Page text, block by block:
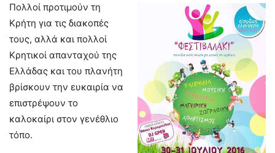
Πολλοί προτιμούν τη
Κρήτη για τις διακοπές
τους, αλλά και πολλοί
Κρητικοί απανταχού της
Ελλάδας και του πλανήτη
βρίσκουν την ευκαιρία να
επιστρέψουν το
καλοκαίρι στον γενέθλιο
τόπο.